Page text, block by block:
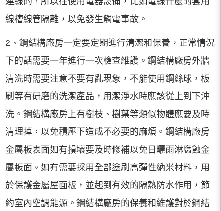
線槽線管隔離，以免發生觸電事故。
2、鋼結構廠房一定要定期進行清潔和保養，正常情況
下的話需要一年進行一次檢查維護。鋼結構廠房外牆
清洗時需要注意不要有亂現象，不能使用鋼絲球，板
刷等有研磨的洗潔產品，用潔淨水時應該從上到下沖
洗。鋼結構廠房上有樹枝、樹葉等類似物體應要及時
清理掉，以免積壓下造成不必要的麻煩。鋼結構廠房
金屬板表面如有損壞要及時修補以免日曬雨淋腐蝕金
屬板面。如有需要採用全部塗刷高彈性納米材料，用
於保護金屬屋面板，並起到有效的隔熱防水作用，節
約室內空調能源。鋼結構廠房的保養和維護對於鋼結